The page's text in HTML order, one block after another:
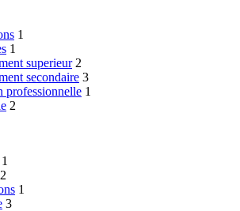
1
1
superieur 2
secondaire 3
professionnelle 1
2
1
2
1
3